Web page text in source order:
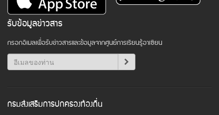
รับข้อมูลข่าวสาร
กรอกอีเมลเพื่อรับข่าวสารและข้อมูลจากศูนย์การเรียนรู้อาเซียน
กรมส่งเสริมการปกครองท้องถิ่น